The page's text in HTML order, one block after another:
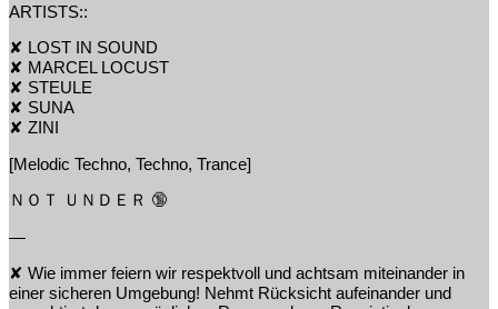
ARTISTS::
✘ LOST IN SOUND
✘ MARCEL LOCUST
✘ STEULE
✘ SUNA
✘ ZINI
[Melodic Techno, Techno, Trance]
ＮＯＴ ＵＮＤＥＲ 🔞
—
✘ Wie immer feiern wir respektvoll und achtsam miteinander in
einer sicheren Umgebung! Nehmt Rücksicht aufeinander und